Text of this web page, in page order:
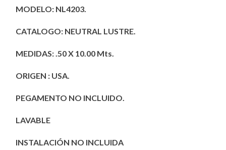
MODELO: NL4203.
CATALOGO: NEUTRAL LUSTRE.
MEDIDAS: .50 X 10.00 Mts.
ORIGEN : USA.
PEGAMENTO NO INCLUIDO.
LAVABLE
INSTALACIÓN NO INCLUIDA